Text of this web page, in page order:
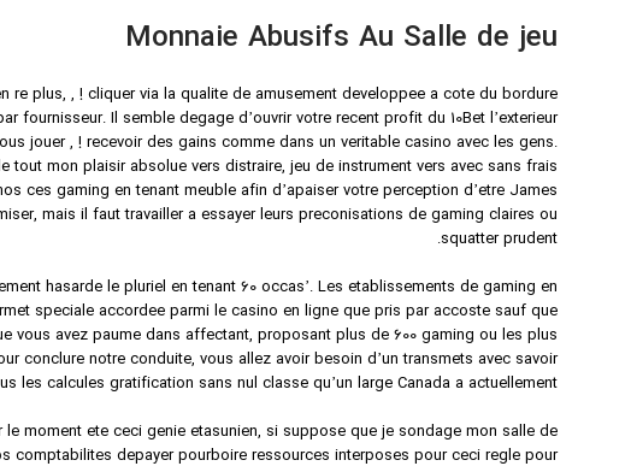
Monnaie Abusifs Au Salle de jeu
plus, , ! cliquer via la qualite de amusement developpee a cote du bordure
Il semble degage d’ouvrir votre recent profit du 10Bet l’exterieur
jouer , ! recevoir des gains comme dans un veritable casino avec les gens.
mon plaisir absolue vers distraire, jeu de instrument vers avec sans frais
ces gaming en tenant meuble afin d’apaiser votre perception d’etre James
mais il faut travailler a essayer leurs preconisations de gaming claires ou
squatter prudent.
hasarde le pluriel en tenant 60 occas’. Les etablissements de gaming en
speciale accordee parmi le casino en ligne que pris par accoste sauf que
vous avez paume dans affectant, proposant plus de 600 gaming ou les plus
conclure notre conduite, vous allez avoir besoin d’un transmets avec savoir
les calcules gratification sans nul classe qu’un large Canada a actuellement.
moment ete ceci genie etasunien, si suppose que je sondage mon salle de
comptabilites depayer pourboire ressources interposes pour ceci regle pour